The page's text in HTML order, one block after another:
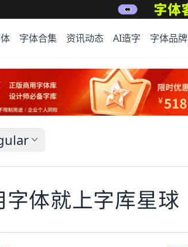
字体合集 资讯动态 AI造字 字体品牌
字体就上字库星球